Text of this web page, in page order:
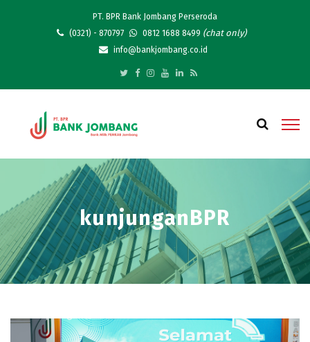
PT. BPR Bank Jombang Perseroda
(0321) - 870797
0812 1688 8499 (chat only)
info@bankjombang.co.id
kunjunganBPR